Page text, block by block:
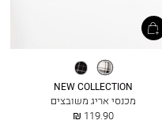
אריג
משובץ
שחור
NEW COLLECTION
מכנסי אריג משובצים
החל
119.90 ₪